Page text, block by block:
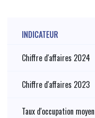
INDICATEUR
Chiffre d'affaires 2024
Chiffre d'affaires 2023
Taux d'occupation moyen